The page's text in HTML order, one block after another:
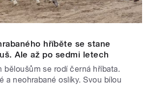
hříběte se stane
Ale až po sedmi letech
běloušům se rodí černá hříbata.
a neohrabané oslíky. Svou bílou